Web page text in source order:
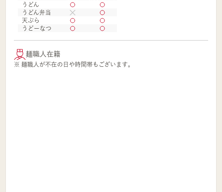
うどん
うどん弁当
天ぷら
うどーなつ
麺職人在籍
※ 麺職人が不在の日や時間帯もございます。